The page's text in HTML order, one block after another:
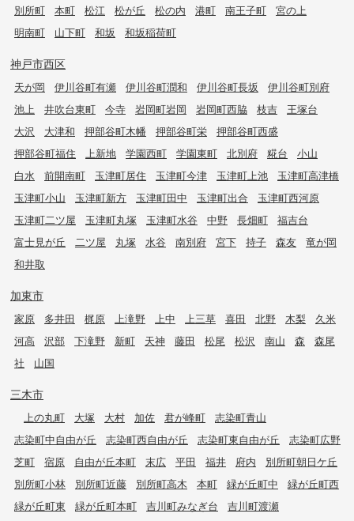
別所町
本町 松江 松が丘 松の内 港町 南王子町
宮の上
明南町
山下町 和坂 和坂稲荷町
神戸市西区
天が岡 伊川谷町有瀬 伊川谷町潤和 伊川谷町長坂
伊川谷町別府
池上
井吹台東町 今寺 岩岡町岩岡 岩岡町西脇 枝吉
王塚台
大沢
大津和 押部谷町木幡 押部谷町栄
押部谷町西盛
押部谷町福住
上新地 学園西町 学園東町 北別府 糀台
小山
白水
前開南町 玉津町居住 玉津町今津 玉津町上池
玉津町高津橋
玉津町小山
玉津町新方 玉津町田中 玉津町出合
玉津町西河原
玉津町二ツ屋
玉津町丸塚 玉津町水谷 中野 長畑町
福吉台
富士見が丘
二ツ屋 丸塚 水谷 南別府 宮下 持子 森友
竜が岡
和井取
加東市
家原 多井田 梶原 上滝野 上中 上三草 喜田 北野 木梨
久米
河高
沢部 下滝野 新町 天神 藤田 松尾 松沢 南山 森
森尾
社
山国
三木市
上の丸町 大塚 大村 加佐 君が峰町
志染町青山
志染町中自由が丘
志染町西自由が丘 志染町東自由が丘
志染町広野
芝町
宿原 自由が丘本町 末広 平田 福井 府内
別所町朝日ケ丘
別所町小林
別所町近藤 別所町高木 本町 緑が丘町中
緑が丘町西
緑が丘町東
緑が丘町本町 吉川町みなぎ台 吉川町渡瀬